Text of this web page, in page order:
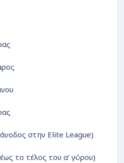
στην Elite League)
το τέλος του α’ γύρου)